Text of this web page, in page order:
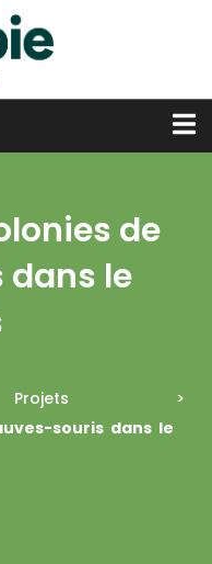
de
le
Projets
>
souris dans le